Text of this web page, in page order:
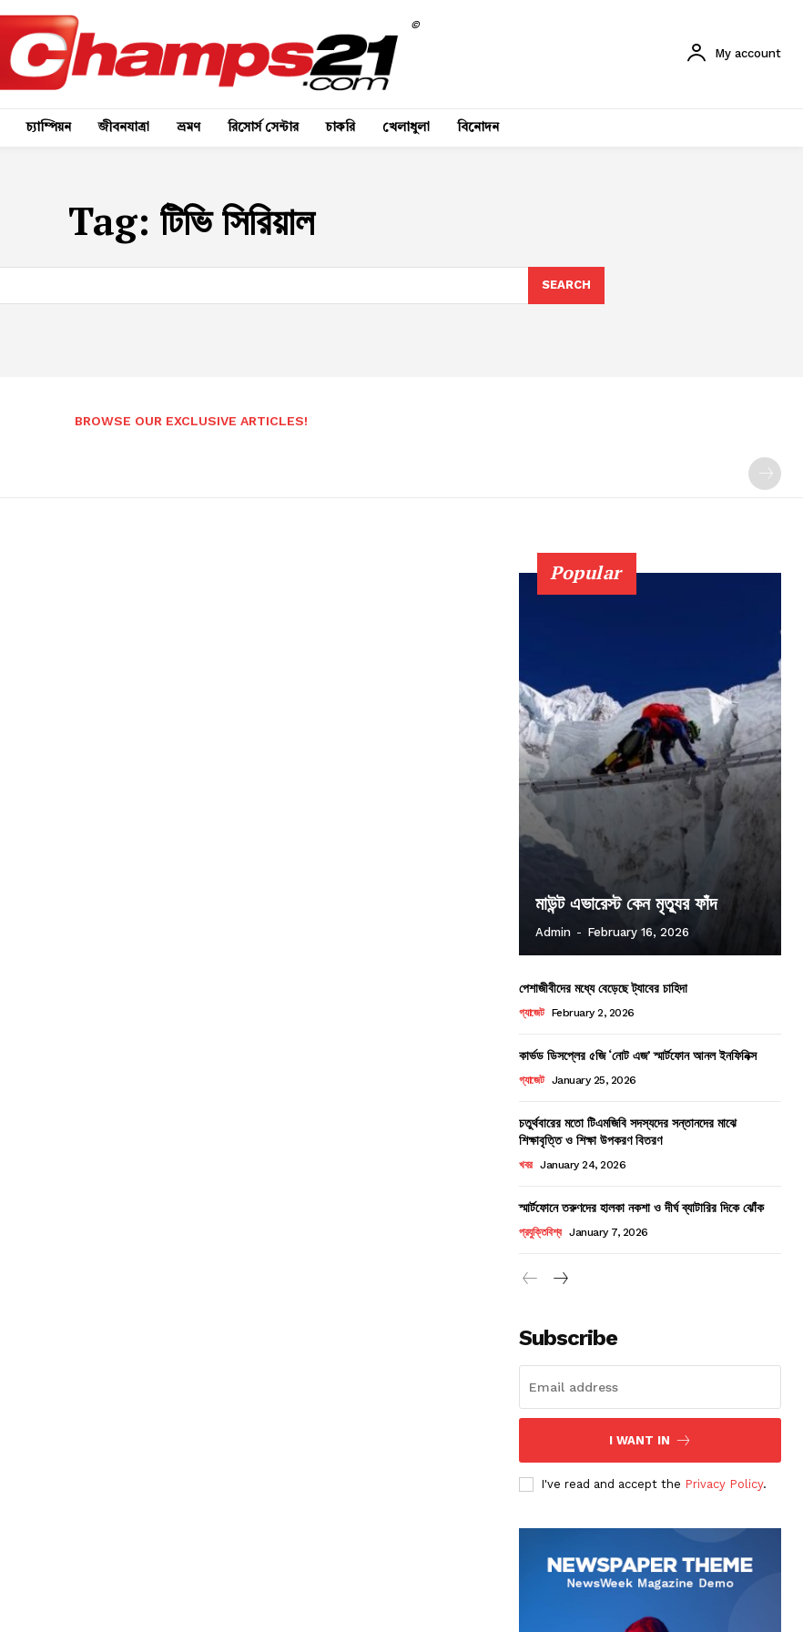
©
My account
চ্যাম্পিয়ন জীবনযাত্রা ভ্রমণ রিসোর্স সেন্টার চাকরি খেলাধুলা বিনোদন
Tag: টিভি সিরিয়াল
SEARCH
BROWSE OUR EXCLUSIVE ARTICLES!
Popular
মাউন্ট এভারেস্ট কেন মৃত্যুর ফাঁদ
Admin - February 16, 2026
পেশাজীবীদের মধ্যে বেড়েছে ট্যাবের চাহিদা
গ্যাজেট February 2, 2026
কার্ভড ডিসপ্লের ৫জি ‘নোট এজ’ স্মার্টফোন আনল ইনফিনিক্স
গ্যাজেট January 25, 2026
চতুর্থবারের মতো টিএমজিবি সদস্যদের সন্তানদের মাঝে
শিক্ষাবৃত্তি ও শিক্ষা উপকরণ বিতরণ
খবর January 24, 2026
স্মার্টফোনে তরুণদের হালকা নকশা ও দীর্ঘ ব্যাটারির দিকে ঝোঁক
প্রযুক্তিবিশ্ব January 7, 2026
Subscribe
I WANT IN
I've read and accept the Privacy Policy.